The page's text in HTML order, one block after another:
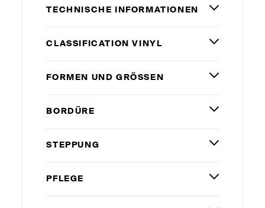
TECHNISCHE INFORMATIONEN
CLASSIFICATION VINYL
FORMEN UND GRÖSSEN
BORDÜRE
STEPPUNG
PFLEGE